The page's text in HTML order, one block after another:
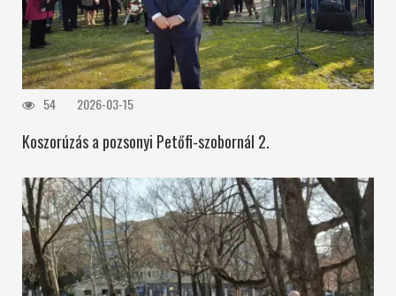
54 2026-03-15
Koszorúzás a pozsonyi Petőfi-szobornál 2.